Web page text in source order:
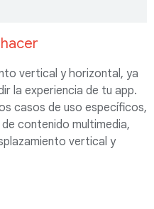
vertical y horizontal, ya
la experiencia de tu app.
casos de uso específicos,
contenido multimedia,
vertical y